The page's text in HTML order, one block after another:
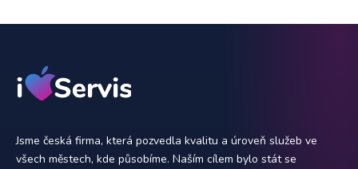
Jsme česká firma, která pozvedla kvalitu a úroveň služeb ve
všech městech, kde působíme. Naším cílem bylo stát se